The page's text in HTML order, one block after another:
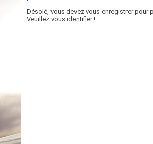
Désolé, vous devez vous enregistrer pour
Veuillez vous identifier !